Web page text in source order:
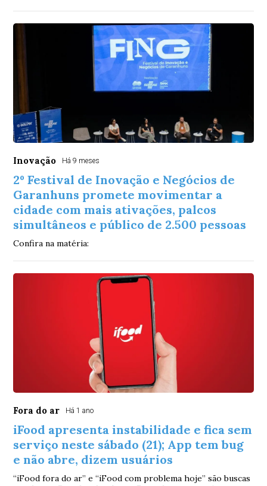
Inovação Há 9 meses
2º Festival de Inovação e Negócios de
Garanhuns promete movimentar a
cidade com mais ativações, palcos
simultâneos e público de 2.500 pessoas
Confira na matéria:
Fora do ar Há 1 ano
iFood apresenta instabilidade e fica sem
serviço neste sábado (21); App tem bug
e não abre, dizem usuários
“iFood fora do ar” e “iFood com problema hoje” são buscas